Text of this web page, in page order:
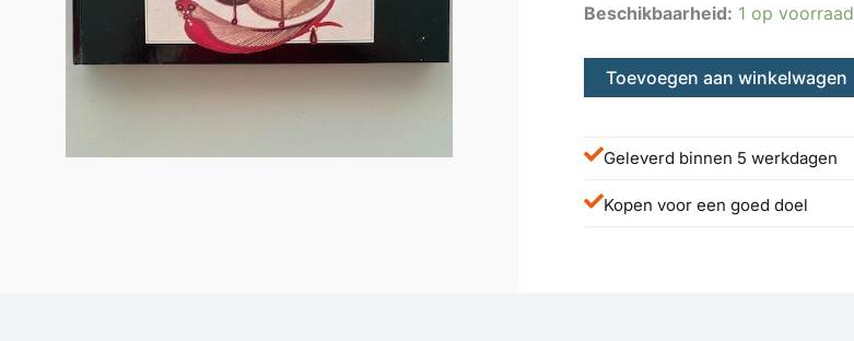
Beschikbaarheid: 1 op voorraad
Toevoegen aan winkelwagen
Geleverd binnen 5 werkdagen
Kopen voor een goed doel